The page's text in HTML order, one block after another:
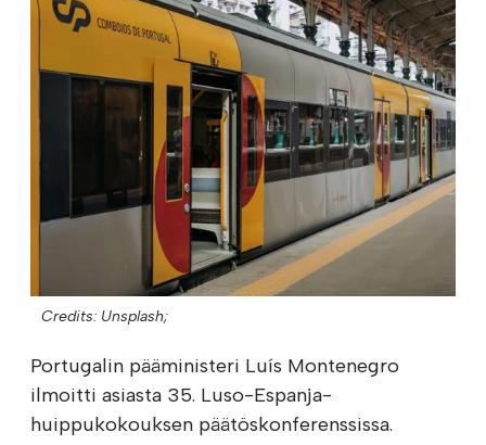
Credits: Unsplash;
Portugalin pääministeri Luís Montenegro
ilmoitti asiasta 35. Luso-Espanja-
huippukokouksen päätöskonferenssissa.